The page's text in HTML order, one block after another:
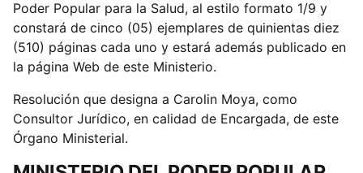
Poder Popular para la Salud, al estilo formato 1/9 y
constará de cinco (05) ejemplares de quinientas diez
(510) páginas cada uno y estará además publicado en
la página Web de este Ministerio.
Resolución que designa a Carolin Moya, como
Consultor Jurídico, en calidad de Encargada, de este
Órgano Ministerial.